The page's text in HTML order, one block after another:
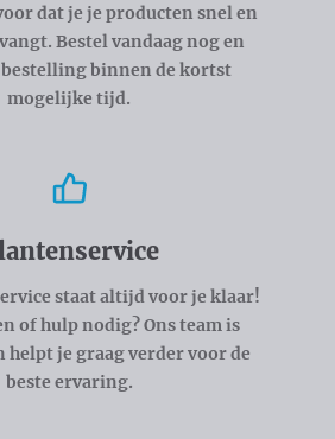
dat je je producten snel en
Bestel vandaag nog en
binnen de kortst
mogelijke tijd.
staat altijd voor je klaar!
of hulp nodig? Ons team is
helpt je graag verder voor de
beste ervaring.